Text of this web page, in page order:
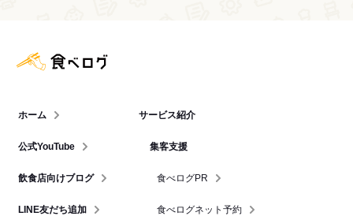
ホーム
公式YouTube
飲食店向けブログ
LINE友だち追加
サービス紹介
集客支援
食べログPR
食べログネット予約